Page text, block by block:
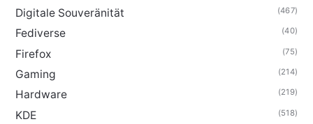
Digitale Souveränität (467)
Fediverse (40)
Firefox (75)
Gaming (214)
Hardware (219)
KDE (518)